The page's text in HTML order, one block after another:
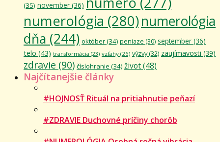
(35) november (36)
numerológia (280)numerológia
dňa (244) október(34) peniaze (30) september (36)
telo (43) transformácia (23) vzťahy (26) výzvy(32) zaujímavosti (39)
zdravie (90) číslohranie (34) život(48)
Najčítanejšie články
#HOJNOSŤ Rituál na pritiahnutie peňazí
#ZDRAVIE Duchovné príčiny chorôb